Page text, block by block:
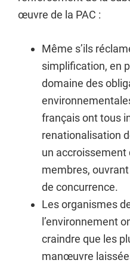
œuvre de la PAC :
Même s’ils
simplification, en
domaine des
français ont tous
renationalisation
un accroissement
membres,
de concurrence.
Les organismes
l’environnement
craindre que les
manœuvre